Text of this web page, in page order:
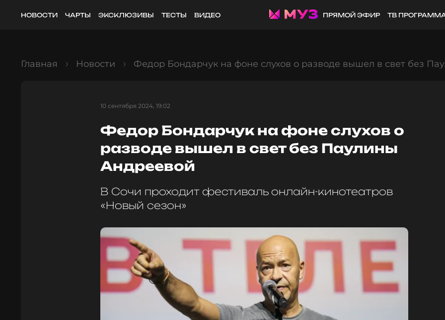
НОВОСТИ ЧАРТЫ ЭКСКЛЮЗИВЫ ТЕСТЫ ВИДЕО ПРЯМОЙ ЭФИР ТВ
Главная Новости Федор Бондарчук на фоне слухов о разводе вышел в свет без
10 сентября 2024, 19:02
Федор Бондарчук на фоне слухов о
разводе вышел в свет без Паулины
Андреевой
В Сочи проходит фестиваль онлайн-кинотеатров
«Новый сезон»